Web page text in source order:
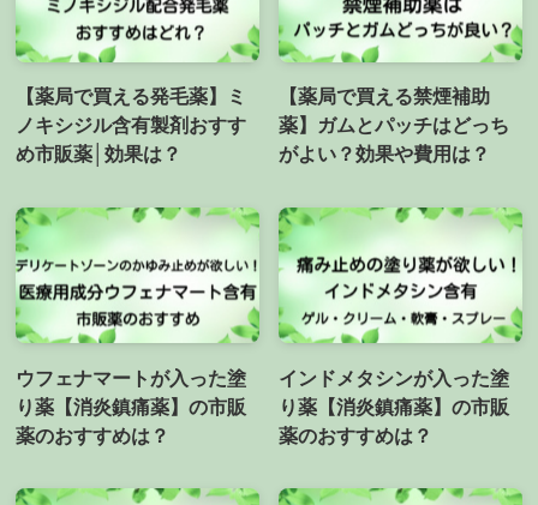
【薬局で買える発毛薬】ミ
ノキシジル含有製剤おすす
め市販薬│効果は？
【薬局で買える禁煙補助
薬】ガムとパッチはどっち
がよい？効果や費用は？
ウフェナマートが入った塗
り薬【消炎鎮痛薬】の市販
薬のおすすめは？
インドメタシンが入った塗
り薬【消炎鎮痛薬】の市販
薬のおすすめは？